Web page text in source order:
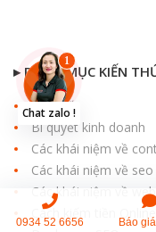
▸ DANH MỤC KIẾN
Bí quyết
Bí quyết kinh doanh
Các khái niệm về
Các khái niệm về seo
Các khái niệm về
Cách kiếm tiền Online
Chat zalo !
0934 52 6656 Báo